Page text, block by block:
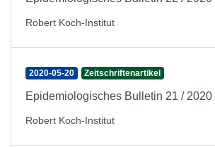
Robert Koch-Institut
2020-05-20 Zeitschriftenartikel
Epidemiologisches Bulletin 21 / 2020
Robert Koch-Institut